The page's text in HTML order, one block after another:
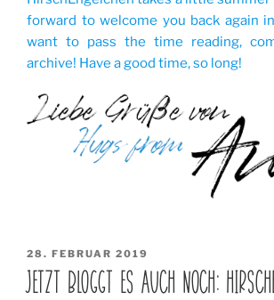
forward to welcome you back again
want to pass the time reading,
archive! Have a good time, so long!
VERÖFFENTLICHT
AM
28. FEBRUAR 2019
JETZT BLOGGT ES AUCH NOCH: